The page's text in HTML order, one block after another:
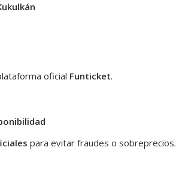
oficial Funticket.
para evitar fraudes o sobreprecios.